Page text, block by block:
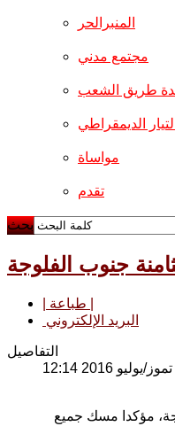
المنبرالحر
مجتمع مدني
طريق الشعب
التيار الديمقراطي
مواساة
تقدم
بحث
جنوب الفلوجة
البريد الإلكتروني
التفاصيل
مؤكدا مسك جميع